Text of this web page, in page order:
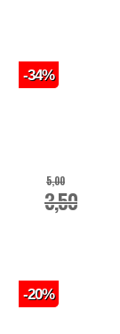
3,50
5,00
-34%
-20%